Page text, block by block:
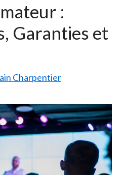
:
Garanties et
Charpentier